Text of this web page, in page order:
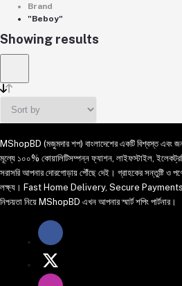
Brand
"Beboy"
Showing results
MShopBD (মজুমদার শপ) বাংলাদেশের একটি বিশ্বস্ত এবং
মূল্যে ১০০% কোয়ালিটিসম্পন্ন ফ্যাশন, লাইফস্টাইল,
সরাসরি আপনার দোরগোড়ায় পৌঁছে দেই। গ্রাহকের সন্তুষ্টি ও
লক্ষ্য। Fast Home Delivery, Secure
নিশ্চয়তা নিয়ে MShopBD এখন আপনার স্মার্ট শপিং পার্টনার।